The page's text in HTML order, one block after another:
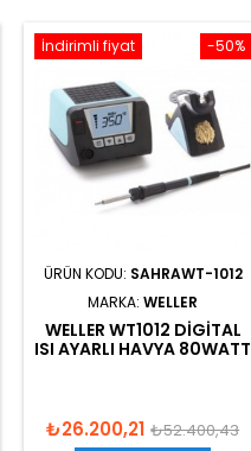
-50%
İndirimli fiyat
ÜRÜN KODU: SAHRAWT-1012
MARKA:WELLER
WELLER WT1012 DIGITAL
ISI AYARLI HAVYA 80WATT
₺26.200,21 ₺52.400,43